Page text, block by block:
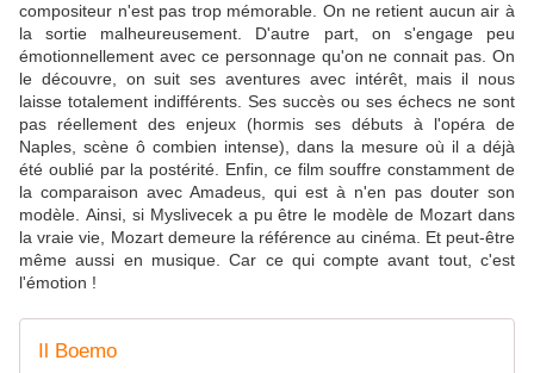
compositeur n'est pas trop mémorable. On ne retient aucun air à
la sortie malheureusement. D'autre part, on s'engage peu
émotionnellement avec ce personnage qu'on ne connait pas. On
le découvre, on suit ses aventures avec intérêt, mais il nous
laisse totalement indifférents. Ses succès ou ses échecs ne sont
pas réellement des enjeux (hormis ses débuts à l'opéra de
Naples, scène ô combien intense), dans la mesure où il a déjà
été oublié par la postérité. Enfin, ce film souffre constamment de
la comparaison avec Amadeus, qui est à n'en pas douter son
modèle. Ainsi, si Myslivecek a pu être le modèle de Mozart dans
la vraie vie, Mozart demeure la référence au cinéma. Et peut-être
même aussi en musique. Car ce qui compte avant tout, c'est
l'émotion !
Il Boemo